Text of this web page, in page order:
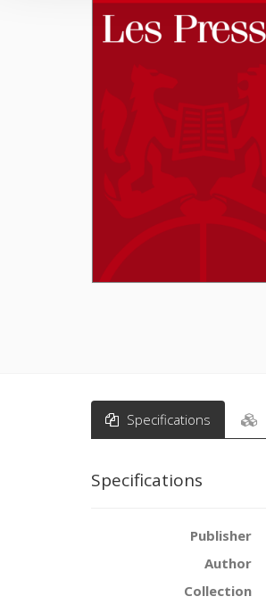
Specifications
Specifications
Publisher
Author
Collection